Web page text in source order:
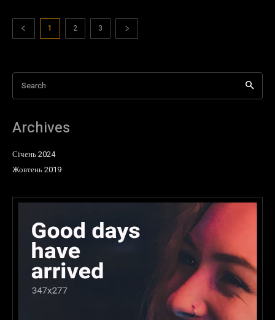
1 2 3
Search
Archives
Січень 2024
Жовтень 2019